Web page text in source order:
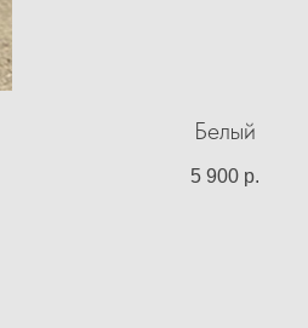
Белый
5 900 р.